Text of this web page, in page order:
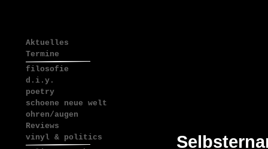
Aktuelles
Termine
filosofie
d.i.y.
poetry
schoene neue welt
ohren/augen
Reviews
vinyl & politics